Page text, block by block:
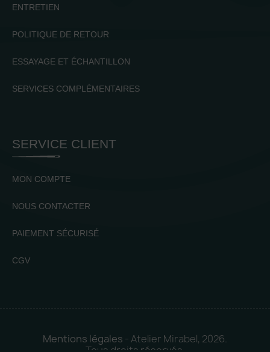
ENTRETIEN
POLITIQUE DE RETOUR
ESSAYAGE ET ÉCHANTILLON
SERVICES COMPLÉMENTAIRES
SERVICE CLIENT
MON COMPTE
NOUS CONTACTER
PAIEMENT SÉCURISÉ
CGV
Mentions légales - Atelier Mirabel, 2026.